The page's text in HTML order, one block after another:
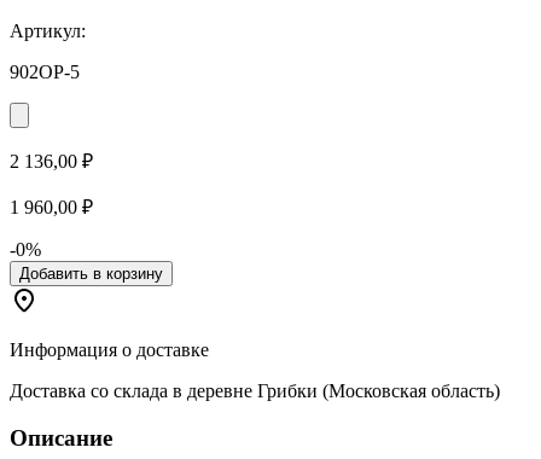
Артикул:
902OP-5
2 136,00 ₽
1 960,00 ₽
-0%
Добавить в корзину
Информация о доставке
Доставка со склада в деревне Грибки (Московская область)
Описание